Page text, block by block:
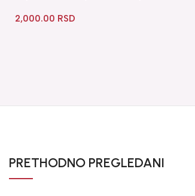
2,000.00 RSD
PRETHODNO PREGLEDANI